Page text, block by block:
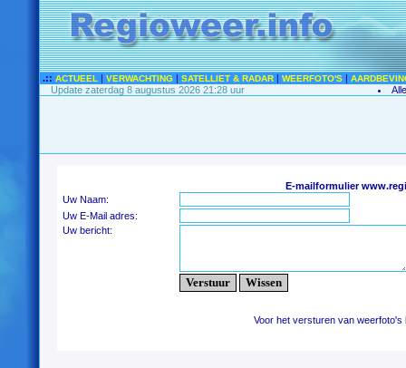
.:: ACTUEEL | VERWACHTING | SATELLIET & RADAR | WEERFOTO'S |
Update zaterdag 8 augustus 2026 21:28 uur
E-mailformulier
Uw Naam:
Uw E-Mail adres:
Uw bericht:
Voor het versturen van